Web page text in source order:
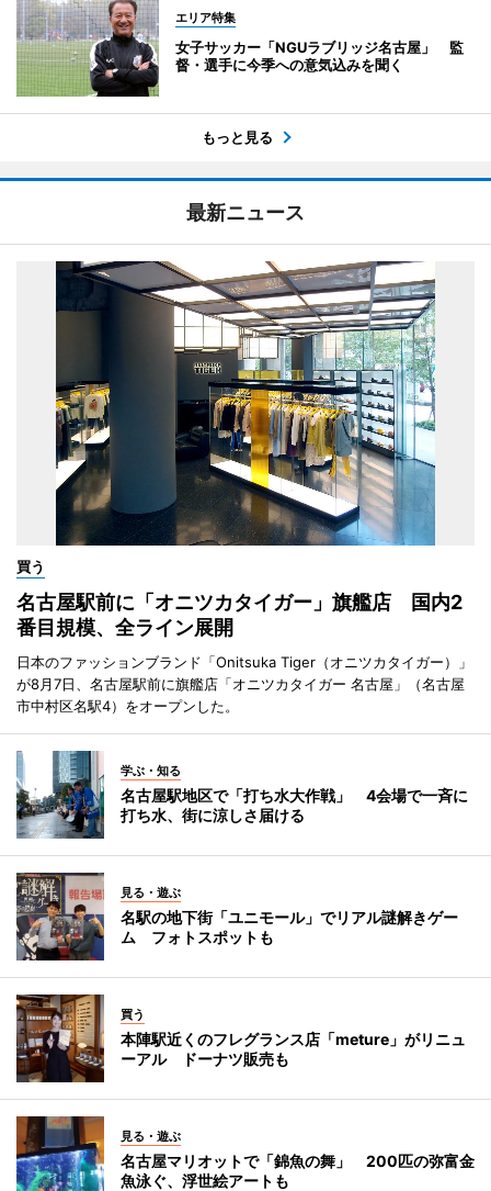
エリア特集
女子サッカー「NGUラブリッジ名古屋」 監
督・選手に今季への意気込みを聞く
もっと見る
最新ニュース
買う
名古屋駅前に「オニツカタイガー」旗艦店 国内2
番目規模、全ライン展開
日本のファッションブランド「Onitsuka Tiger（オニツカタイガー）」
が8月7日、名古屋駅前に旗艦店「オニツカタイガー 名古屋」（名古屋
市中村区名駅4）をオープンした。
学ぶ・知る
名古屋駅地区で「打ち水大作戦」 4会場で一斉に
打ち水、街に涼しさ届ける
見る・遊ぶ
名駅の地下街「ユニモール」でリアル謎解きゲー
ム フォトスポットも
買う
本陣駅近くのフレグランス店「meture」がリニュ
ーアル ドーナツ販売も
見る・遊ぶ
名古屋マリオットで「錦魚の舞」 200匹の弥富金
魚泳ぐ、浮世絵アートも